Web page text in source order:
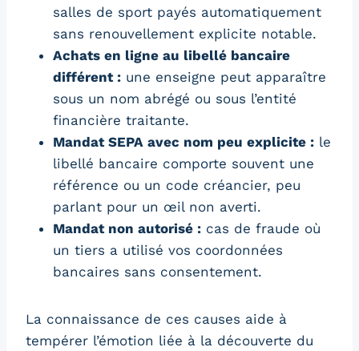
salles de sport payés automatiquement
sans renouvellement explicite notable.
Achats en ligne au libellé bancaire
différent : une enseigne peut apparaître
sous un nom abrégé ou sous l’entité
financière traitante.
Mandat SEPA avec nom peu explicite : le
libellé bancaire comporte souvent une
référence ou un code créancier, peu
parlant pour un œil non averti.
Mandat non autorisé : cas de fraude où
un tiers a utilisé vos coordonnées
bancaires sans consentement.
La connaissance de ces causes aide à
tempérer l’émotion liée à la découverte du